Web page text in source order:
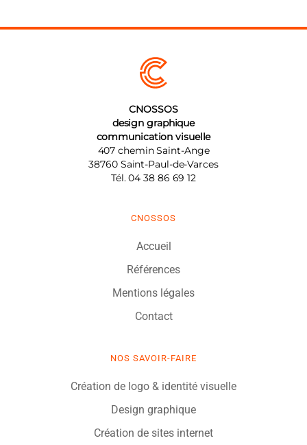
CNOSSOS
design graphique
communication visuelle
407 chemin Saint-Ange
38760 Saint-Paul-de-Varces
Tél.04 38 86 69 12
CNOSSOS
Accueil
Références
Mentions légales
Contact
NOS SAVOIR-FAIRE
Création de logo & identité visuelle
Design graphique
Création de sites internet